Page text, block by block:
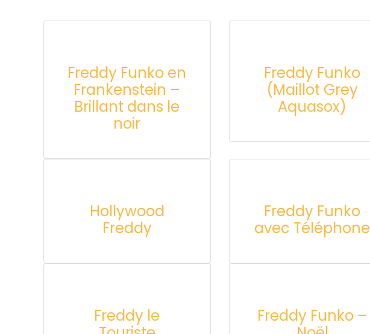
Freddy Funko en
Frankenstein –
Brillant dans le
noir
Freddy Funko
(Maillot Grey
Aquasox)
Hollywood
Freddy
Freddy Funko
avec Téléphone
Freddy le
Freddy Funko –